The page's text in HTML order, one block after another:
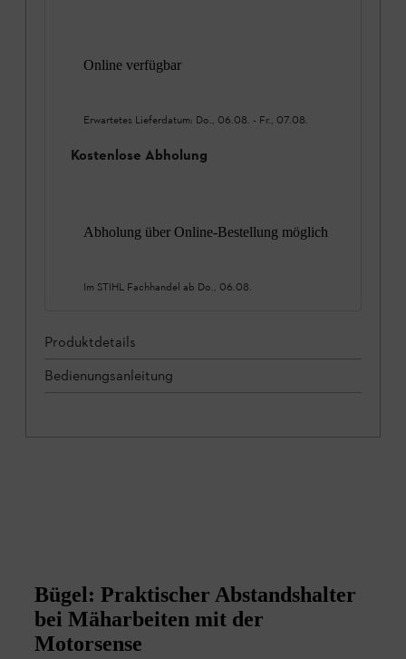
Online verfügbar
Erwartetes Lieferdatum: Do., 06.08. - Fr., 07.08.
Kostenlose Abholung
Abholung über Online-Bestellung möglich
Im STIHL Fachhandel ab Do., 06.08.
Produktdetails
Bedienungsanleitung
Bügel: Praktischer Abstandshalter
bei Mäharbeiten mit der
Motorsense